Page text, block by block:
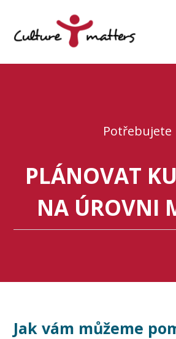
Potřebujete
PLÁNOVAT
NA ÚROVNI
Jak vám můžeme